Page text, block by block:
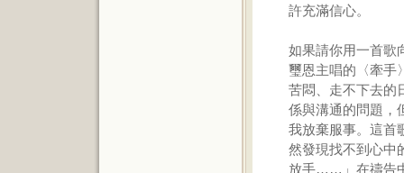
許充滿信心。
如果請你用一首歌
璽恩主唱的〈牽手
苦悶、走不下去的
係與溝通的問題，
我放棄服事。這
然發現找不到心
放手……」在禱告